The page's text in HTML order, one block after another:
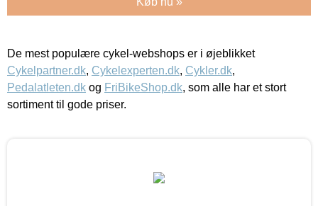
De mest populære cykel-webshops er i øjeblikket
Cykelpartner.dk, Cykelexperten.dk, Cykler.dk,
Pedalatleten.dk og FriBikeShop.dk, som alle har et stort
sortiment til gode priser.